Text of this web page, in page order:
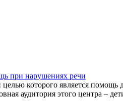
при нарушениях речи
которого является
аудитория этого центра –